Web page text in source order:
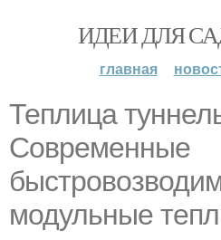
ИДЕИ ДЛЯ
главная
Теплица
Современные
модульные